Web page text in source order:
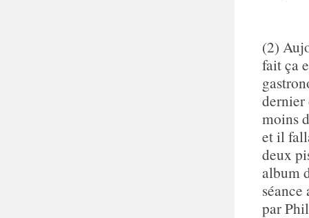
(2)
fait ça
dernier
moins
et il
deux
album
par